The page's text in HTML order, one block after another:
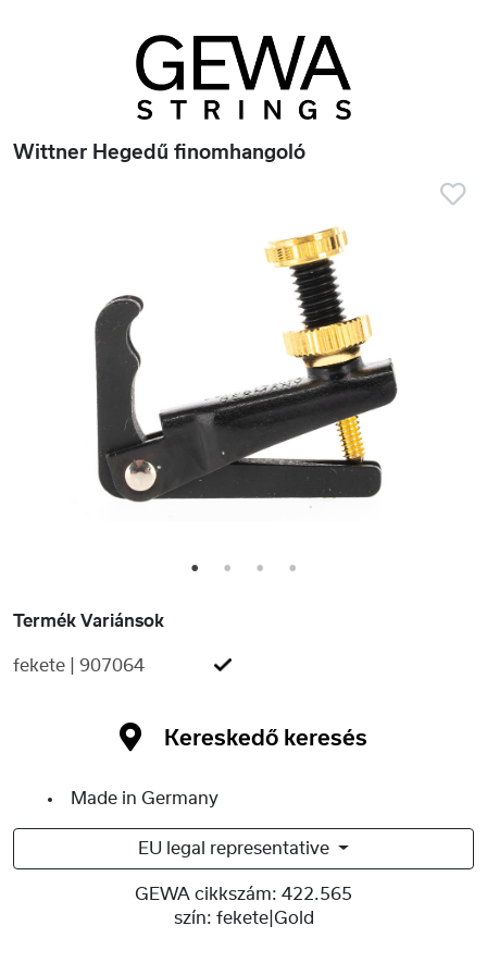
Wittner Hegedű finomhangoló
1 2 3 4
Termék Variánsok
fekete | 907064
Kereskedő keresés
Made in Germany
EU legal representative
GEWA cikkszám: 422.565
szín: fekete|Gold